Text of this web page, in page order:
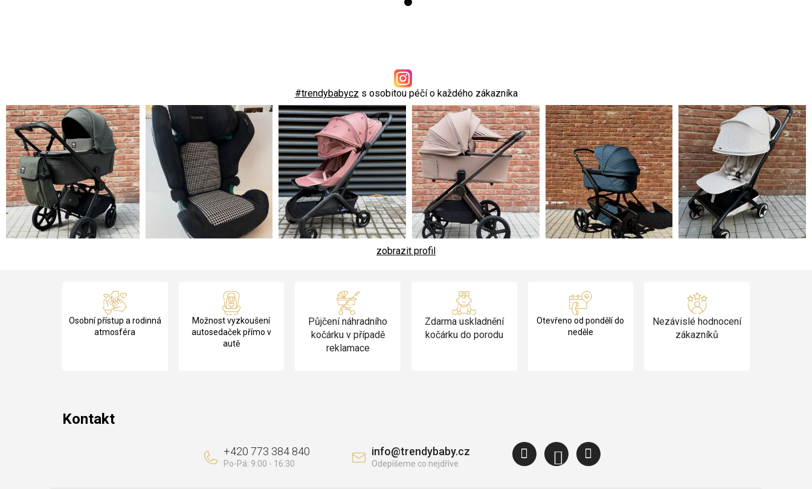
#trendybabycz s osobitou péčí o každého zákazníka
zobrazit profil
Osobní přístup a rodinná
atmosféra
Možnost vyzkoušení
autosedaček přímo v
autě
Půjčení náhradního
kočárku v případě
reklamace
Zdarma uskladnění
kočárku do porodu
Otevřeno od pondělí do
neděle
Nezávislé hodnocení
zákazníků
Kontakt
info@trendybaby.cz
+420 773 384 840